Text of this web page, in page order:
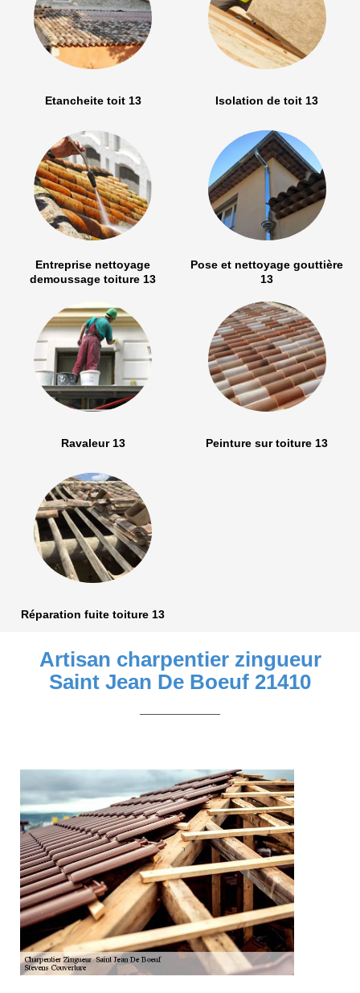
Etancheite toit 13 Isolation de toit 13
Entreprise nettoyage
demoussage toiture 13
Pose et nettoyage gouttière
13
Ravaleur 13 Peinture sur toiture 13
Réparation fuite toiture 13
Artisan charpentier zingueur
Saint Jean De Boeuf 21410